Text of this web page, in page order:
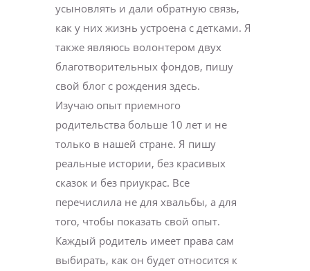
усыновлять и дали обратную связь,
как у них жизнь устроена с детками. Я
также являюсь волонтером двух
благотворительных фондов, пишу
свой блог с рождения здесь.
Изучаю опыт приемного
родительства больше 10 лет и не
только в нашей стране. Я пишу
реальные истории, без красивых
сказок и без приукрас. Все
перечислила не для хвальбы, а для
того, чтобы показать свой опыт.
Каждый родитель имеет права сам
выбирать, как он будет относится к